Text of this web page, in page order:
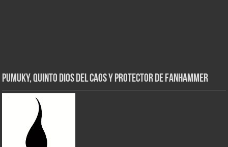
Pumuky, Quinto Dios del Caos y Protector de FanHammer